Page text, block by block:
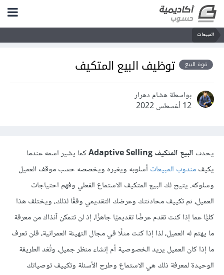
المبيعات
قوة البيع توظيف البيع المتكيف
بواسطة هشام دهرار
12 أغسطس 2022
يحدث البيع المتكيف Adaptive Selling
كما يشير اسمه عندما
يكيفمندوب المبيعات أسلوبه ويغيره ويخصصه حسب موقف العميل
وسلوكه. يتيح لك البيع المتكيف الاستماع الفعلي وفهم احتياجات
العميل، ثم تكييف محادثتك وعرضك التقديمي وفقًا لذلك، ويختلف هذا
كليًّا عما إذا كنت تقدم عرضًا تقديميًا جاهزًا، إذ لن تتمكن آنذاك من معرفة
ما يهتم له العميل، لذا إذا كنت مثلًا في مجال التهيئة العمرانية، فلن تعرف
ما إذا كان العميل يريد الخصوصية أم إنشاء منظر جميل، وتُعَد الطريقة
الوحيدة لمعرفة ذلك هي الاستماع وطرح الأسئلة وتكييف توصياتك